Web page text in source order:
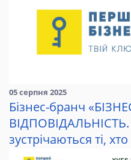
05 серпня 2025
Бізнес-бранч
зустрічаються ті,